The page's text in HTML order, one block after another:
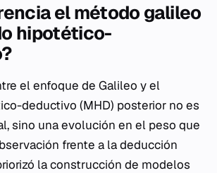
el método galileo
hipotético-
el enfoque de Galileo y el
deductivo (MHD) posterior no es
sino una evolución en el peso que
frente a la deducción
la construcción de modelos